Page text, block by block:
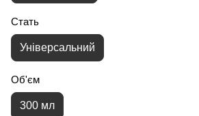
Стать
Універсальний
Об'єм
300 мл